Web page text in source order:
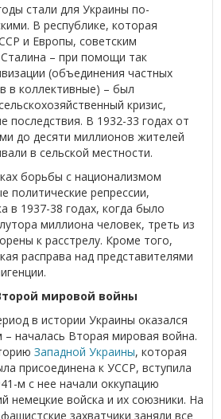
стали для Украины по-
В республике, которая
и Европы, советским
– при помощи так
(объединения частных
в коллективные) – был
кризис,
последствия. В 1932-33 годах от
до десяти миллионов жителей
в сельской местности.
борьбы с национализмом
политические репрессии,
в 1937-38 годах, когда было
миллиона человек, треть из
к расстрелу. Кроме того,
расправа над представителями
мировой войны
в истории Украины оказался
началась Вторая мировая война.
Западной Украины, которая
присоединена к УССР, вступила
м с нее начали оккупацию
немецкие войска и их союзники. На
захватчики заняли все